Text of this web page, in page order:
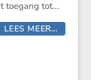
toegang tot...
LEES MEER...